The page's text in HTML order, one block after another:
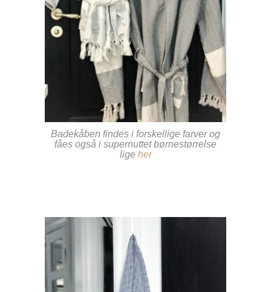
Badekåben findes i forskellige farver og
fåes også i supernuttet børnestørrelse
lige her